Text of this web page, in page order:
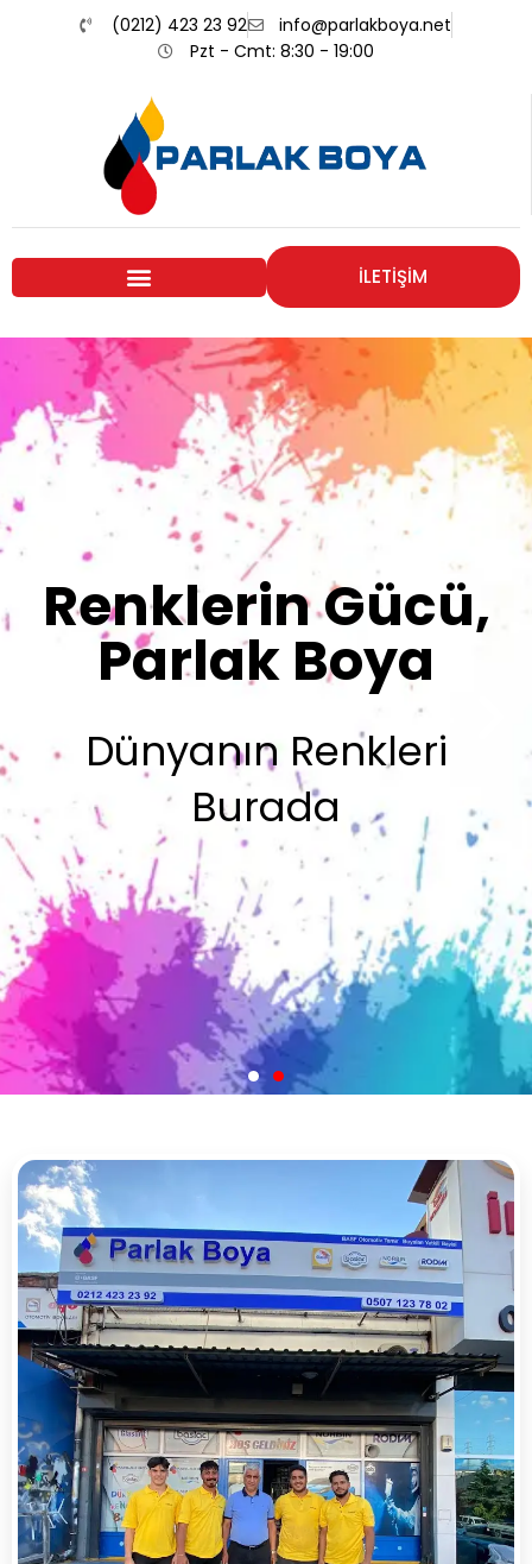
(0212) 423 23 92
info@parlakboya.net
Pzt - Cmt: 8:30 - 19:00
İLETİŞİM
Renklerimiz
Sizin İmzanız
Olsun